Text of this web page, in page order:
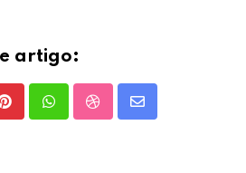
artigo:
PinterestWhatsappStumbleUpon
Share